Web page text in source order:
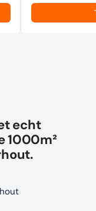
echt
1000m²